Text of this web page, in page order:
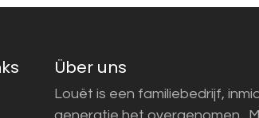
Über uns
Louët is een familiebedrijf,
generatie het overgenomen.